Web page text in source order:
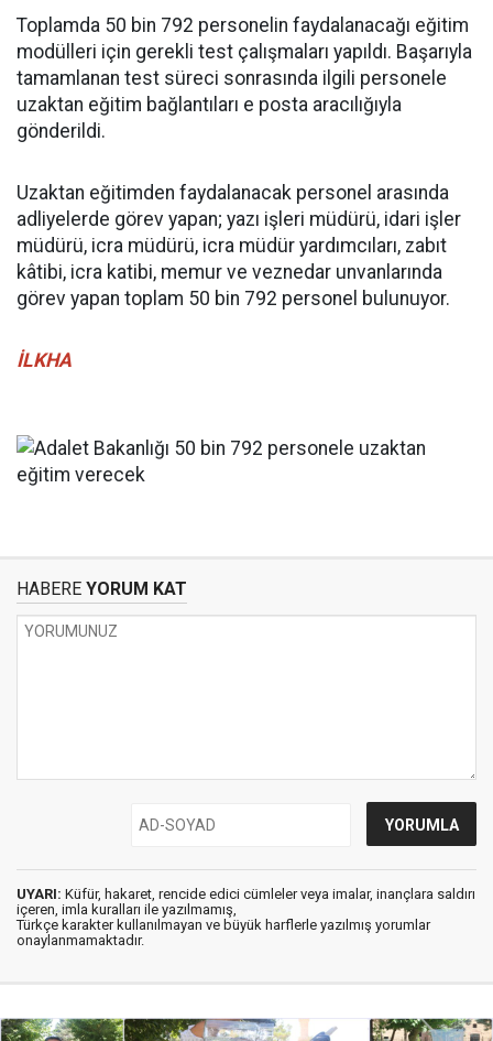
Toplamda 50 bin 792 personelin faydalanacağı eğitim
modülleri için gerekli test çalışmaları yapıldı. Başarıyla
tamamlanan test süreci sonrasında ilgili personele
uzaktan eğitim bağlantıları e posta aracılığıyla
gönderildi.
Uzaktan eğitimden faydalanacak personel arasında
adliyelerde görev yapan; yazı işleri müdürü, idari işler
müdürü, icra müdürü, icra müdür yardımcıları, zabıt
kâtibi, icra katibi, memur ve veznedar unvanlarında
görev yapan toplam 50 bin 792 personel bulunuyor.
İLKHA
HABERE YORUM KAT
UYARI: Küfür, hakaret, rencide edici cümleler veya imalar, inançlara saldırı
içeren, imla kuralları ile yazılmamış,
Türkçe karakter kullanılmayan ve büyük harflerle yazılmış yorumlar
onaylanmamaktadır.